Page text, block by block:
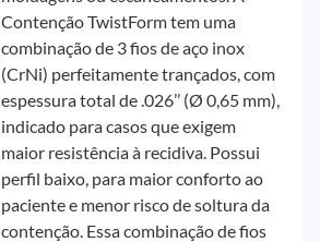
Contenção TwistForm tem uma
combinação de 3 fios de aço inox
(CrNi) perfeitamente trançados, com
espessura total de .026’’ (Ø 0,65 mm),
indicado para casos que exigem
maior resistência à recidiva. Possui
perfil baixo, para maior conforto ao
paciente e menor risco de soltura da
contenção. Essa combinação de fios